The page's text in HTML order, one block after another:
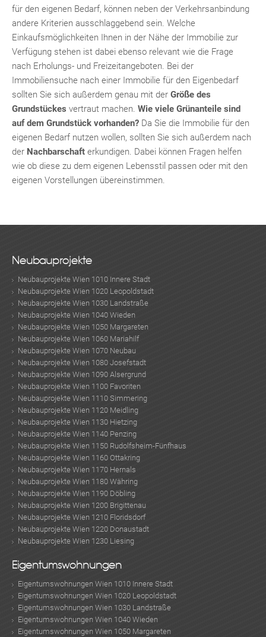
für den eigenen Bedarf, können neben der Verkehrsanbindung
andere Kriterien ausschlaggebend sein. Welche
Einkaufsmöglichkeiten Ihnen in der Nähe der Immobilie zur
Verfügung stehen ist dabei ebenso relevant wie die Frage
nach Erholungs- und Freizeitangeboten. Bei der
Immobiliensuche nach einer Immobilie für den Eigenbedarf
sollten Sie sich außerdem genau mit der Größe des
Grundstückes vertraut machen. Wie viele Grünanteile sind
auf dem Grundstück vorhanden? Da Sie die Immobilie für den
eigenen Bedarf nutzen wollen, sollten Sie sich außerdem nach
der Nachbarschaft erkundigen. Dabei können Fragen helfen
wie ob diese zu dem eigenen Lebensstil passen oder mit den
eigenen Vorstellungen übereinstimmen.
Neubauprojekte
Neubauprojekte Wien 1010 Innere Stadt
Neubauprojekte Wien 1020 Leopoldstadt
Neubauprojekte Wien 1030 Landstraße
Neubauprojekte Wien 1040 Wieden
Neubauprojekte Wien 1050 Margareten
Neubauprojekte Wien 1060 Mariahilf
Neubauprojekte Wien 1070 Neubau
Neubauprojekte Wien 1080 Josefstadt
Neubauprojekte Wien 1090 Alsergrund
Neubauprojekte Wien 1100 Favoriten
Neubauprojekte Wien 1110 Simmering
Neubauprojekte Wien 1120 Meidling
Neubauprojekte Wien 1130 Hietzing
Neubauprojekte Wien 1140 Penzing
Neubauprojekte Wien 1150 Rudolfsheim-Fünfhaus
Neubauprojekte Wien 1160 Ottakring
Neubauprojekte Wien 1170 Hernals
Neubauprojekte Wien 1180 Währing
Neubauprojekte Wien 1190 Döbling
Neubauprojekte Wien 1200 Brigittenau
Neubauprojekte Wien 1210 Floridsdorf
Neubauprojekte Wien 1220 Donaustadt
Neubauprojekte Wien 1230 Liesing
Eigentumswohnungen
Eigentumswohnungen Wien 1010 Innere Stadt
Eigentumswohnungen Wien 1020 Leopoldstadt
Eigentumswohnungen Wien 1030 Landstraße
Eigentumswohnungen Wien 1040 Wieden
Eigentumswohnungen Wien 1050 Margareten